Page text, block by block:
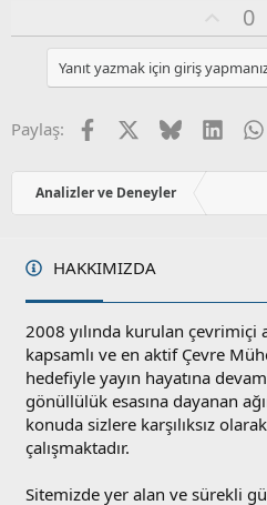
y
l
a
0
Yanıt yazmak için giriş
Paylaş: Facebook Bluesky
Analizler ve Deneyler
HAKKIMIZDA
2008 yılında kurulan çevrimiçi
kapsamlı ve en aktif Çevre
hedefiyle yayın hayatına
gönüllülük esasına dayanan
konuda sizlere karşılıksız
çalışmaktadır.
Sitemizde yer alan ve sürekli